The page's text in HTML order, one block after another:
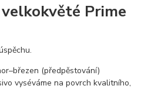
Prime
(předpěstování)
vyséváme na povrch kvalitního,